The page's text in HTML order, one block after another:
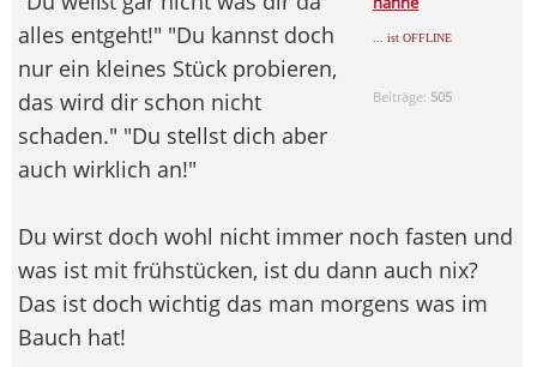
... ist OFFLINE
Beiträge: 505
alles entgeht!" "Du kannst doch
nur ein kleines Stück probieren,
das wird dir schon nicht
schaden." "Du stellst dich aber
auch wirklich an!"
Du wirst doch wohl nicht immer noch fasten und
was ist mit frühstücken, ist du dann auch nix?
Das ist doch wichtig das man morgens was im
Bauch hat!